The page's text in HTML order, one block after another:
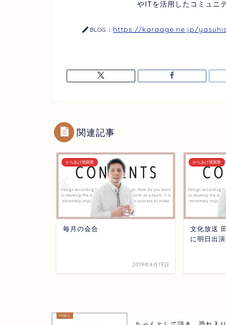
やITを活用したコミュニ
BLOG： https://karaage.ne.jp/
関連記事
からあげ屋開業
毎月の会合
2019年4月19日
からあげ屋開業
文化放送
に明日出